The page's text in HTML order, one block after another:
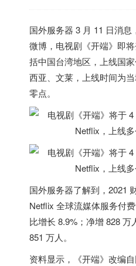
国外服务器 3 月 11 日消息
微博，电视剧《开端》即
括中国台湾地区，上线国
西亚 、文莱， 上线时间为
零点。
国外服务器了解到，2021
Netflix 全球流媒体服务付
比增长 8.9%；净增 828
851 万人。
资料显示，《开端》改编